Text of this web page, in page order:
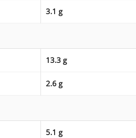
3.1 g
13.3 g
2.6 g
5.1 g